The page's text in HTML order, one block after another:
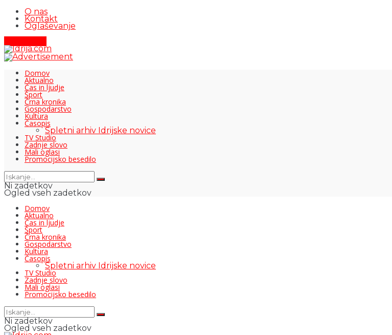
O nas
Kontakt
Oglaševanje
Domov
Aktualno
Čas in ljudje
Šport
Črna kronika
Gospodarstvo
Kultura
Časopis
Spletni arhiv Idrijske novice
TV Studio
Zadnje slovo
Mali oglasi
Promocijsko besedilo
Ni zadetkov
Ogled vseh zadetkov
Domov
Aktualno
Čas in ljudje
Šport
Črna kronika
Gospodarstvo
Kultura
Časopis
Spletni arhiv Idrijske novice
TV Studio
Zadnje slovo
Mali oglasi
Promocijsko besedilo
Ni zadetkov
Ogled vseh zadetkov